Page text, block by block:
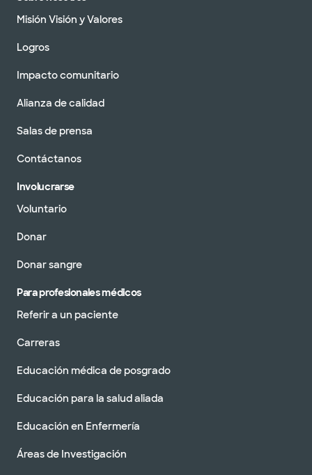
Misión Visión y Valores
Logros
Impacto comunitario
Alianza de calidad
Salas de prensa
Contáctanos
Involucrarse
Voluntario
Donar
Donar sangre
Para profesionales médicos
Referir a un paciente
Carreras
Educación médica de posgrado
Educación para la salud aliada
Educación en Enfermería
Áreas de Investigación